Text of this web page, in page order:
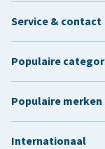
Service & contact
Populaire
Populaire merken
Internationaal